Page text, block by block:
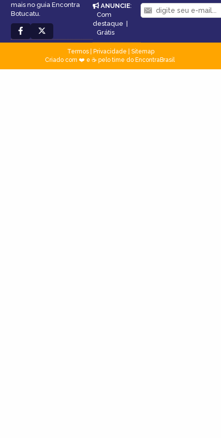
mais no guia Encontra
Botucatu.
ANUNCIE:
Com
destaque |
Grátis
Termos| Privacidade
Sitemap
Criado com ❤️ e ☕ pelo time do EncontraBrasil